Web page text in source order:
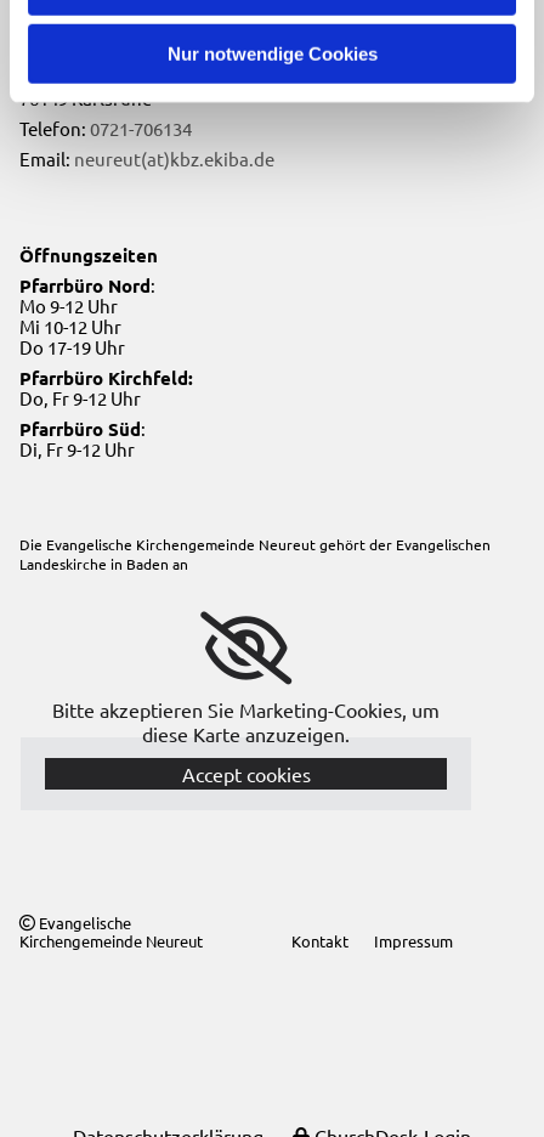
Nur notwendige Cookies
Neureuter Hauptstraße 260
76149 Karlsruhe
Telefon: 0721-706134
Email: neureut(at)kbz.ekiba.de
Öffnungszeiten
Pfarrbüro Nord:
Mo 9-12 Uhr
Mi 10-12 Uhr
Do 17-19 Uhr
Pfarrbüro Kirchfeld:
Do, Fr 9-12 Uhr
Pfarrbüro Süd:
Di, Fr 9-12 Uhr
Die Evangelische Kirchengemeinde Neureut gehört der Evangelischen
Landeskirche in Baden an
Bitte akzeptieren Sie Marketing-Cookies, um
diese Karte anzuzeigen.
Accept cookies
 Evangelische
Kirchengemeinde Neureut
Kontakt Impressum